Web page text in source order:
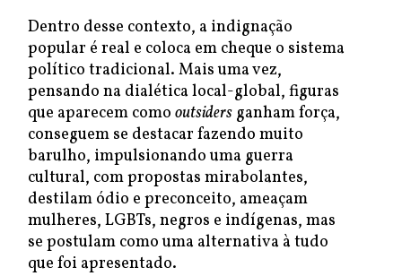
Dentro desse contexto, a indignação
popular é real e coloca em cheque o sistema
político tradicional. Mais uma vez,
pensando na dialética local-global, figuras
que aparecem como outsiders ganham força,
conseguem se destacar fazendo muito
barulho, impulsionando uma guerra
cultural, com propostas mirabolantes,
destilam ódio e preconceito, ameaçam
mulheres, LGBTs, negros e indígenas, mas
se postulam como uma alternativa à tudo
que foi apresentado.